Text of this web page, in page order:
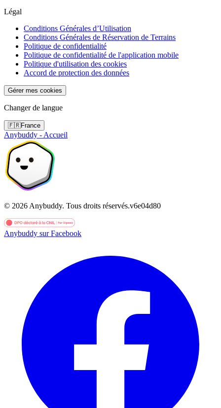
Légal
Conditions Générales d’Utilisation
Conditions Générales de Réservation de Terrains
Politique de confidentialité
Politique de confidentialité de l'application mobile
Politique d'utilisation des cookies
Accord de protection des données
Gérer mes cookies
Changer de langue
🇫🇷France
Anybuddy - Accueil
© 2026 Anybuddy. Tous droits réservés.v6e04d80
Anybuddy sur Facebook